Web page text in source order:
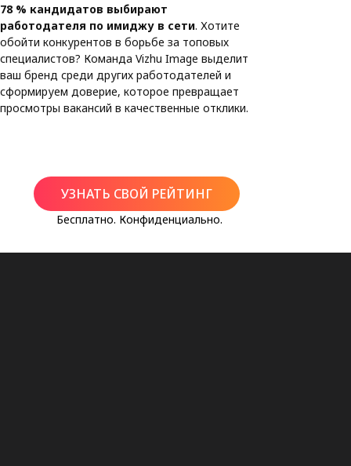
УЗНАТЬ СВОЙ РЕЙТИНГ
Бесплатно. Конфиденциально.
78 % кандидатов выбирают
работодателя по имиджу в сети. Хотите
обойти конкурентов в борьбе за топовых
специалистов? Команда Vizhu Image выделит
ваш бренд среди других работодателей и
сформируем доверие, которое превращает
просмотры вакансий в качественные отклики.